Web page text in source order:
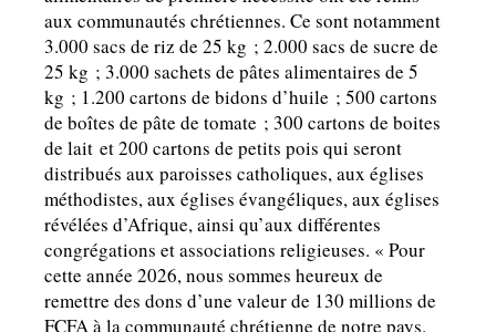
aux communautés chrétiennes. Ce sont notamment
3.000 sacs de riz de 25 kg ; 2.000 sacs de sucre de
25 kg ; 3.000 sachets de pâtes alimentaires de 5
kg ; 1.200 cartons de bidons d’huile ; 500 cartons
de boîtes de pâte de tomate ; 300 cartons de boites
de lait et 200 cartons de petits pois qui seront
distribués aux paroisses catholiques, aux églises
méthodistes, aux églises évangéliques, aux églises
révélées d’Afrique, ainsi qu’aux différentes
congrégations et associations religieuses. « Pour
cette année 2026, nous sommes heureux de
remettre des dons d’une valeur de 130 millions de
FCFA à la communauté chrétienne de notre pays.